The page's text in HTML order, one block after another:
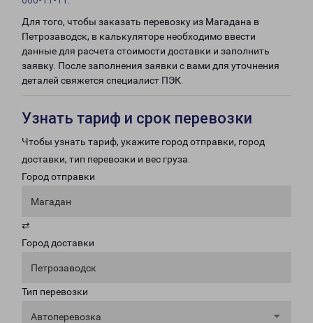
Для того, чтобы заказать перевозку из Магадана в
Петрозаводск, в калькуляторе необходимо ввести
данные для расчета стоимости доставки и заполнить
заявку. После заполнения заявки с вами для уточнения
деталей свяжется специалист ПЭК.
Узнать тариф и срок перевозки
Чтобы узнать тариф, укажите город отправки, город
доставки, тип перевозки и вес груза.
Город отправки
Магадан
⇄
Город доставки
Петрозаводск
Тип перевозки
Автоперевозка